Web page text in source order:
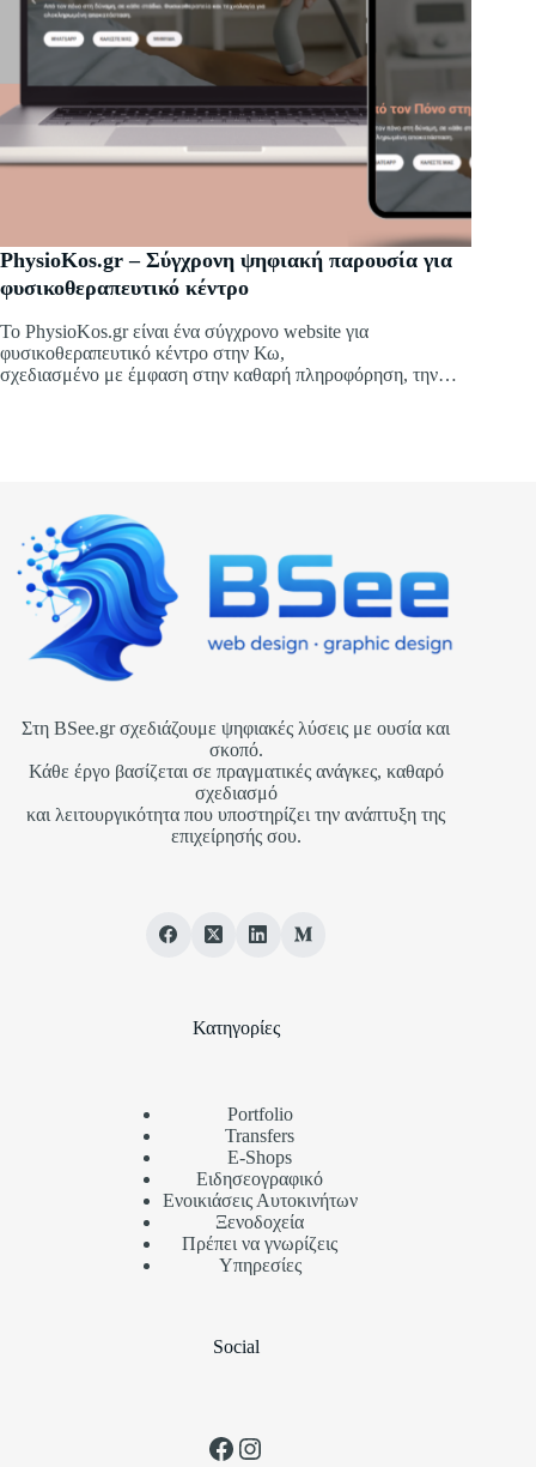
PhysioKos.gr – Σύγχρονη ψηφιακή παρουσία για
φυσικοθεραπευτικό κέντρο
Το PhysioKos.gr είναι ένα σύγχρονο website για
φυσικοθεραπευτικό κέντρο στην Κω,
σχεδιασμένο με έμφαση στην καθαρή πληροφόρηση, την
Στη BSee.gr σχεδιάζουμε ψηφιακές λύσεις με ουσία και
σκοπό.
Κάθε έργο βασίζεται σε πραγματικές ανάγκες, καθαρό
σχεδιασμό
και λειτουργικότητα που υποστηρίζει την ανάπτυξη της
επιχείρησής σου.
Κατηγορίες
Portfolio
Transfers
Ε-Shops
Ειδησεογραφικό
Ενοικιάσεις Αυτοκινήτων
Ξενοδοχεία
Πρέπει να γνωρίζεις
Υπηρεσίες
Social
Facebook
Instagram